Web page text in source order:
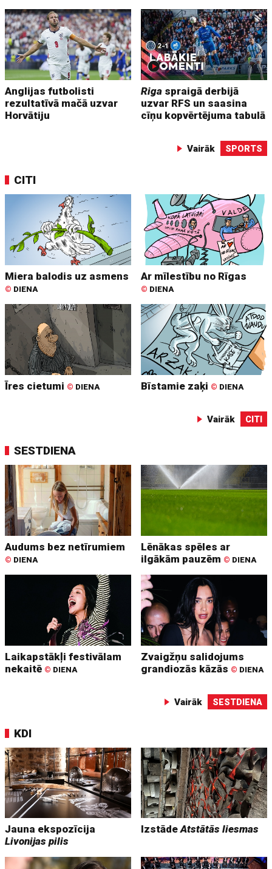
Anglijas futbolisti
rezultatīvā mačā uzvar
Horvātiju
Riga spraigā derbijā
uzvar RFS un saasina
cīņu kopvērtējuma tabulā
Vairāk SPORTS
CITI
Miera balodis uz asmens
© DIENA
Ar mīlestību no Rīgas
© DIENA
Īres cietumi © DIENA Bīstamie zaķi © DIENA
Vairāk CITI
SESTDIENA
Audums bez netīrumiem
© DIENA
Lēnākas spēles ar
ilgākām pauzēm © DIENA
Laikapstākļi festivālam
nekaitē © DIENA
Zvaigžņu salidojums
grandiozās kāzās © DIENA
Vairāk SESTDIENA
KDI
Jauna ekspozīcija
Livonijas pilis
IzstādeAtstātās liesmas